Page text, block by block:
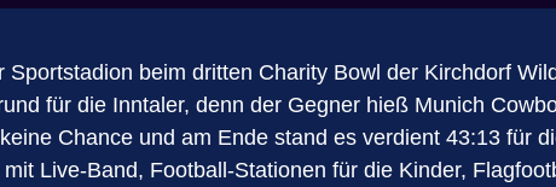
beim dritten Charity Bowl der Kirchdorf
für die Inntaler, denn der Gegner hieß Munich
Chance und am Ende stand es verdient 43:13 für
Live-Band, Football-Stationen für die Kinder,